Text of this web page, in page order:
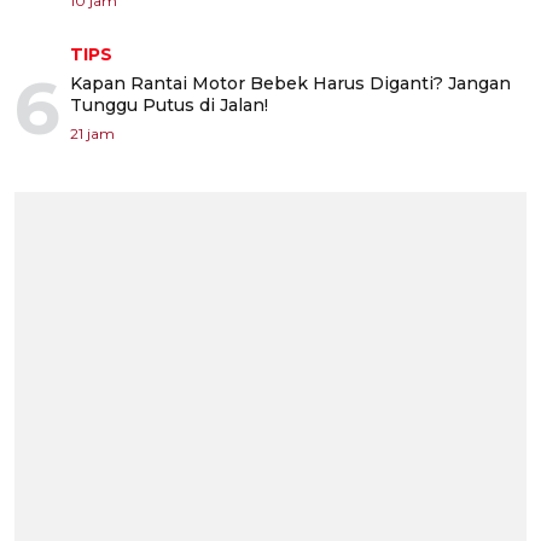
6
TIPS
Kapan Rantai Motor Bebek Harus Diganti? Jangan
Tunggu Putus di Jalan!
21 jam